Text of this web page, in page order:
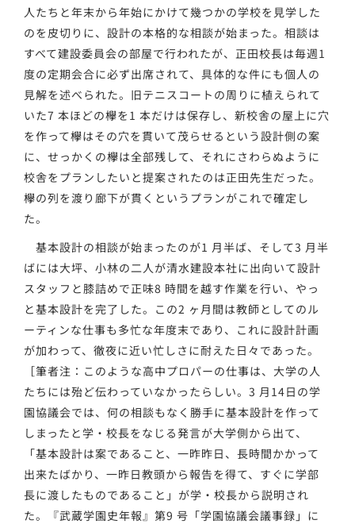
人たちと年末から年始にかけて幾つかの学校を見学した
のを皮切りに、設計の本格的な相談が始まった。相談は
すべて建設委員会の部屋で行われたが、正田校長は毎週1
度の定期会合に必ず出席されて、具体的な件にも個人の
見解を述べられた。旧テニスコートの周りに植えられて
いた7 本ほどの欅を1 本だけは保存し、新校舎の屋上に穴
を作って欅はその穴を貫いて茂らせるという設計側の案
に、せっかくの欅は全部残して、それにさわらぬように
校舎をプランしたいと提案されたのは正田先生だった。
欅の列を渡り廊下が貫くというプランがこれで確定し
た。
基本設計の相談が始まったのが1 月半ば、そして3 月半
ばには大坪、小林の二人が清水建設本社に出向いて設計
スタッフと膝詰めで正味8 時間を越す作業を行い、やっ
と基本設計を完了した。この2 ヶ月間は教師としてのル
ーティンな仕事も多忙な年度末であり、これに設計計画
が加わって、徹夜に近い忙しさに耐えた日々であった。
［筆者注：このような高中プロパーの仕事は、大学の人
たちには殆ど伝わっていなかったらしい。3 月14日の学
園協議会では、何の相談もなく勝手に基本設計を作って
しまったと学・校長をなじる発言が大学側から出て、
「基本設計は案であること、一昨昨日、長時間かかって
出来たばかり、一昨日教頭から報告を得て、すぐに学部
長に渡したものであること」が学・校長から説明され
た。『武蔵学園史年報』第9 号「学園協議会議事録」に